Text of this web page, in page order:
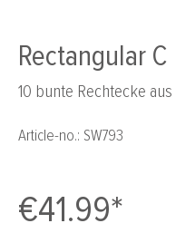
Rectangular C
10 bunte Rechtecke
Article-no.: SW793
€41.99*